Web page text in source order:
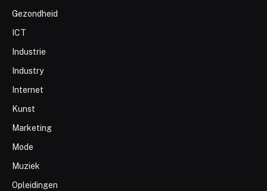
Gezondheid
ICT
Industrie
Industry
Internet
Kunst
Marketing
Mode
Muziek
Opleidingen